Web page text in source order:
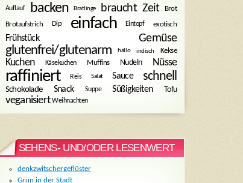
Auflauf backen Bratlinge braucht Zeit
Brot
Brotaufstrich
Dip einfach Eintopf exotisch
Frühstück Gemüse
glutenfrei/glutenarm hallo indisch Kekse
Kuchen Käsekuchen Muffins Nudeln Nüsse
raffiniert Reis Salat Sauce schnell
Schokolade Snack Suppe Süßigkeiten Tofu
veganisiert Weihnachten
SEHENS- UND/ODER LESENWERT
denkzwitschergeflüster
Grün in der Stadt